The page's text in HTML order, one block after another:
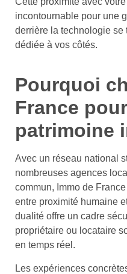
incontournable pour une
derrière la technologie
dédiée à vos côtés.
Pourquoi
France
patrimoine
Avec un réseau national
nombreuses agences
commun, Immo de
entre proximité humaine
dualité offre un cadre
propriétaire ou locataire
en temps réel.
Les expériences